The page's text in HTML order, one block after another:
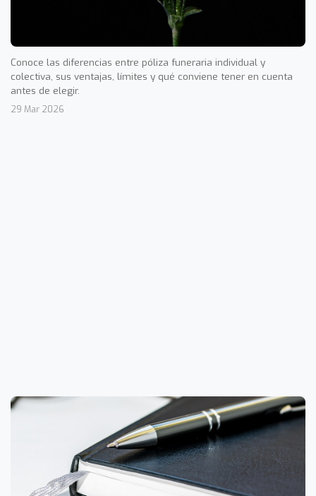
Conoce las diferencias entre póliza funeraria individual y
colectiva, sus ventajas, límites y qué conviene tener en cuenta
antes de elegir.
29 Mar 2026